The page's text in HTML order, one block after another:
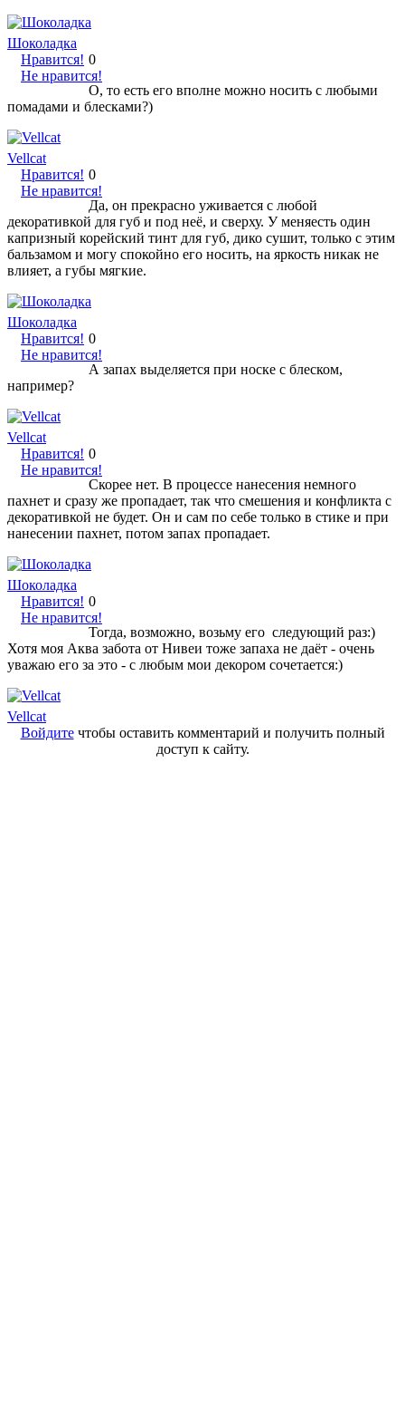
Шоколадка
Нравится!
Не нравится!
0
О, то есть его вполне можно носить с любыми
помадами и блесками?)
Vellcat
Нравится!
Не нравится!
0
Да, он прекрасно уживается с любой
декоративкой для губ и под неё, и сверху. У меняесть один
капризный корейский тинт для губ, дико сушит, только с этим
бальзамом и могу спокойно его носить, на яркость никак не
влияет, а губы мягкие.
Шоколадка
Нравится!
Не нравится!
0
А запах выделяется при носке с блеском,
например?
Vellcat
Нравится!
Не нравится!
0
Скорее нет. В процессе нанесения немного
пахнет и сразу же пропадает, так что смешения и конфликта с
декоративкой не будет. Он и сам по себе только в стике и при
нанесении пахнет, потом запах пропадает.
Шоколадка
Нравится!
Не нравится!
0
Тогда, возможно, возьму его следующий раз:)
Хотя моя Аква забота от Нивеи тоже запаха не даёт - очень
уважаю его за это - с любым мои декором сочетается:)
Vellcat
Войдитечтобы оставить комментарий и получить полный
доступ к сайту.